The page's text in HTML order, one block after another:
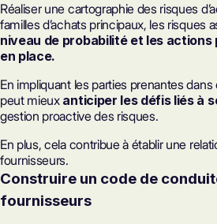
Réaliser une cartographie des risques
familles d’achats principaux, les risques
niveau de probabilité et les
en place.
En impliquant les parties prenantes
peut mieux anticiper les défis liés à
gestion proactive des risques.
En plus, cela contribue à établir une
fournisseurs.
Construire un code de
fournisseurs